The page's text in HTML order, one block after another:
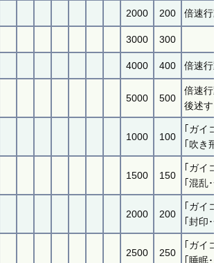
2000 200 倍速行
3000 300
4000 400 倍速行
5000 500
倍速行
後述す
1000 100
｢ガイ
｢吹き
1500 150
｢ガイ
｢混乱
2000 200
｢ガイ
｢封印
2500 250
｢ガイ
｢睡眠